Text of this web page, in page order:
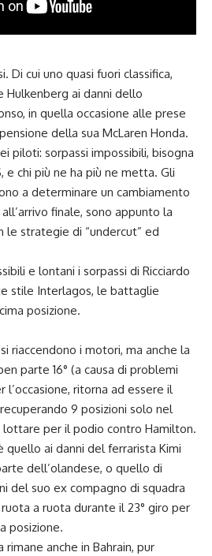
Di cui uno quasi fuori classifica,
ai danni dello
in quella occasione alle prese
della sua McLaren Honda.
piloti: sorpassi impossibili, bisogna
e chi più ne ha più ne metta. Gli
a determinare un cambiamento
finale, sono appunto la
le strategie di “undercut” ed
e lontani i sorpassi di Ricciardo
stile Interlagos, le battaglie
posizione.
riaccendono i motori, ma anche la
parte 16° (a causa di problemi
l’occasione, ritorna ad essere il
9 posizioni solo nel
per il podio contro Hamilton.
quello ai danni del ferrarista Kimi
dell’olandese, o quello di
del suo ex compagno di squadra
ruota a ruota durante il 23° giro per
posizione.
rimane anche in Bahrain, pur